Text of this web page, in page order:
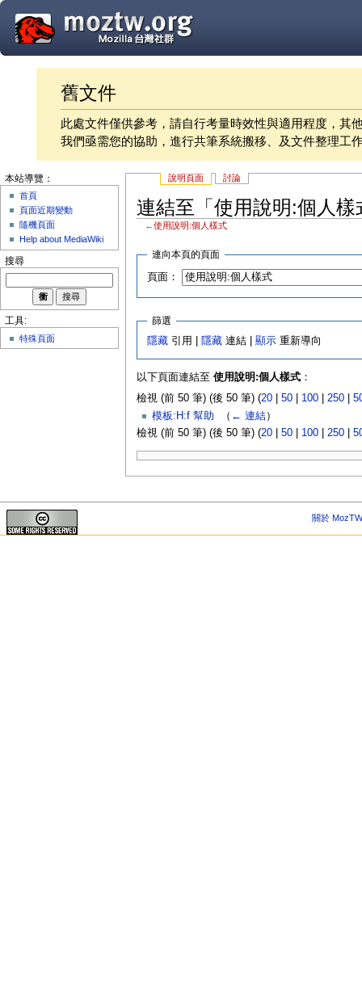
舊文件
此處文件僅供參考，請自行考量時效性與適用程度，其
我們亟需您的協助，進行共筆系統搬移、及文件整理工
說明頁面 討論
連結至「使用說明:個人樣
←使用說明:個人樣式
連向本頁的頁面
頁面：
篩選
隱藏 引用 | 隱藏 連結 |顯示 重新導向
以下頁面連結至 使用說明:個人樣式：
檢視 (前 50 筆) (後 50 筆) (20| 50| 100| 250|
模板:H:f 幫助
（ ← 連結）
檢視 (前 50 筆) (後 50 筆) (20| 50| 100| 250|
本站導覽：
首頁
頁面近期變動
隨機頁面
Help about MediaWiki
搜尋
工具:
特殊頁面
關於